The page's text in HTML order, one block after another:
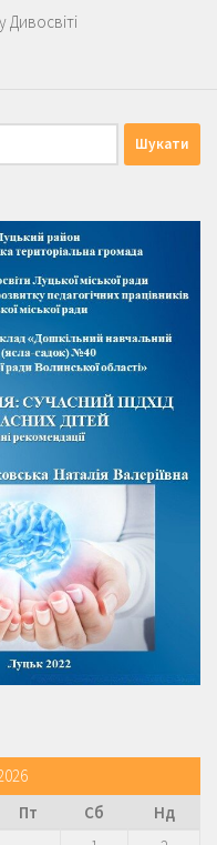
Дивосвіті
Пт Сб
Нд